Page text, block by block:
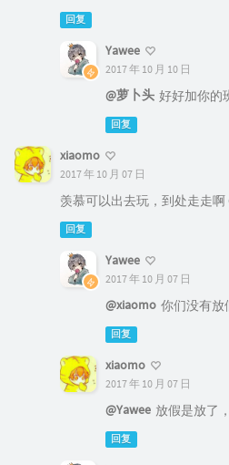
回复
Yawee
2017 年 10 月 10 日
@萝卜头 好好加你的
回复
xiaomo
2017 年 10 月 07 日
羡慕可以出去玩，到处走走啊
回复
Yawee
2017 年 10 月 07 日
@xiaomo 你们没有放
回复
xiaomo
2017 年 10 月 07 日
@Yawee 放假是放了
回复